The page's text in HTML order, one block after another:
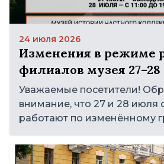
24 июля 2026
Изменения в режиме
филиалов музея
Уважаемые посетители!
внимание, что 27 и 28 июля
работают по изменённому